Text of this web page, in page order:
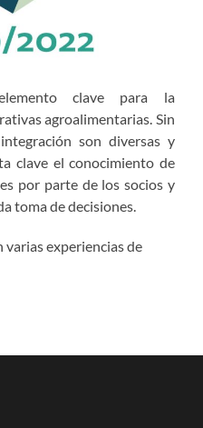
clave para la
agroalimentarias. Sin
son diversas y
clave el conocimiento de
por parte de los socios y
toma de decisiones.
varias experiencias de